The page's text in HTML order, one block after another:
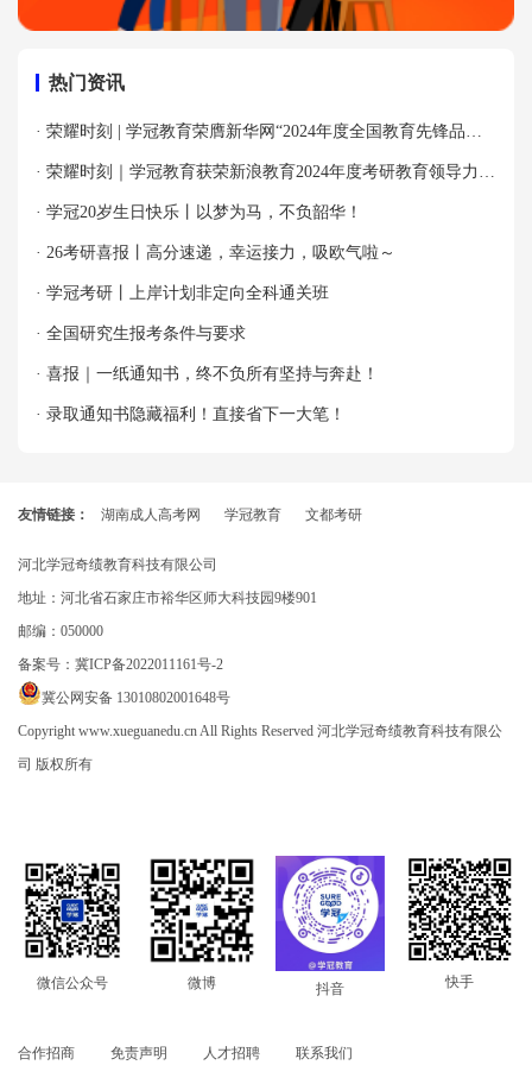
热门资讯
· 荣耀时刻 | 学冠教育荣膺新华网“2024年度全国教育先锋品牌
优秀案例”殊荣！
· 荣耀时刻｜学冠教育获荣新浪教育2024年度考研教育领导力品
牌！
· 学冠20岁生日快乐丨以梦为马，不负韶华！
· 26考研喜报丨高分速递，幸运接力，吸欧气啦～
· 学冠考研丨上岸计划非定向全科通关班
· 全国研究生报考条件与要求
· 喜报｜一纸通知书，终不负所有坚持与奔赴！
· 录取通知书隐藏福利！直接省下一大笔！
友情链接： 湖南成人高考网 学冠教育 文都考研
河北学冠奇绩教育科技有限公司
地址：河北省石家庄市裕华区师大科技园9楼901
邮编：050000
备案号： 冀ICP备2022011161号-2
冀公网安备 13010802001648号
Copyright www.xueguanedu.cn All Rights Reserved 河北学冠奇绩教育科技有限公
司 版权所有
微信公众号 微博 抖音 快手
合作招商 免责声明 人才招聘 联系我们